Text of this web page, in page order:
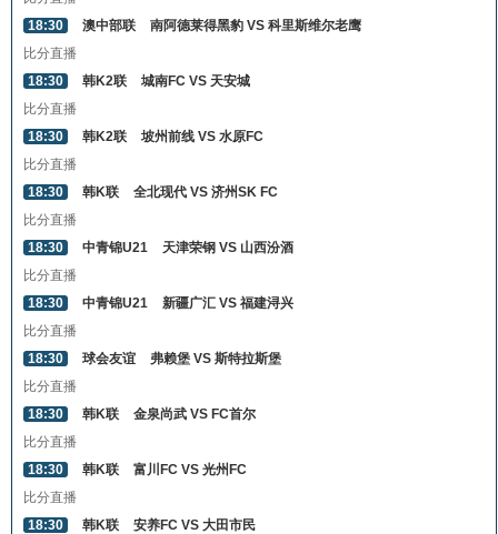
18:30
澳中部联
南阿德莱得黑豹 VS 科里斯维尔老鹰
比分直播
18:30
韩K2联
城南FC VS 天安城
比分直播
18:30
韩K2联
坡州前线 VS 水原FC
比分直播
18:30
韩K联
全北现代 VS 济州SK FC
比分直播
18:30
中青锦U21
天津荣钢 VS 山西汾酒
比分直播
18:30
中青锦U21
新疆广汇 VS 福建浔兴
比分直播
18:30
球会友谊
弗赖堡 VS 斯特拉斯堡
比分直播
18:30
韩K联
金泉尚武 VS FC首尔
比分直播
18:30
韩K联
富川FC VS 光州FC
比分直播
18:30
韩K联
安养FC VS 大田市民